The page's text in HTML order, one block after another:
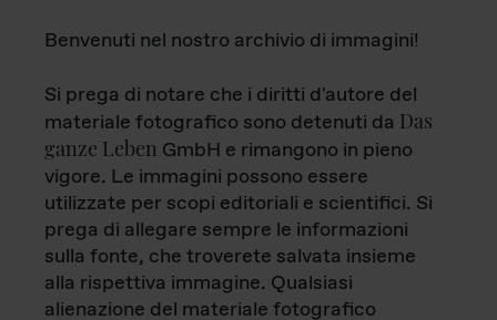
Benvenuti nel nostro archivio di immagini!
Si prega di notare che i diritti d'autore del
materiale fotografico sono detenuti da Das
ganze Leben GmbH e rimangono in pieno
vigore. Le immagini possono essere
utilizzate per scopi editoriali e scientifici. Si
prega di allegare sempre le informazioni
sulla fonte, che troverete salvata insieme
alla rispettiva immagine. Qualsiasi
alienazione del materiale fotografico